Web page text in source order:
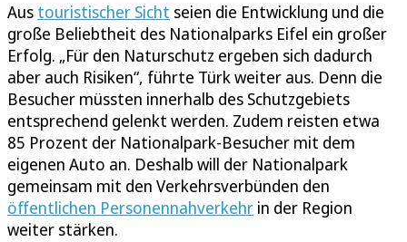
Aus touristischer Sicht seien die Entwicklung und die
große Beliebtheit des Nationalparks Eifel ein großer
Erfolg. „Für den Naturschutz ergeben sich dadurch
aber auch Risiken“, führte Türk weiter aus. Denn die
Besucher müssten innerhalb des Schutzgebiets
entsprechend gelenkt werden. Zudem reisten etwa
85 Prozent der Nationalpark-Besucher mit dem
eigenen Auto an. Deshalb will der Nationalpark
gemeinsam mit den Verkehrsverbünden den
öffentlichen Personennahverkehr in der Region
weiter stärken.